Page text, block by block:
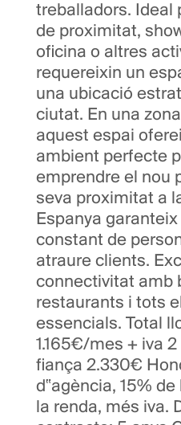
treballadors. Ideal
de proximitat,
oficina o altres
requereixin un
una ubicació
ciutat. En una
aquest espai
ambient perfecte
emprendre el nou
seva proximitat a
Espanya
constant de
atraure clients.
connectivitat amb
restaurants i tots
essencials. Total
1.165€/mes + iva
fiança 2.330€
d‟agència, 15%
la renda, més iva.